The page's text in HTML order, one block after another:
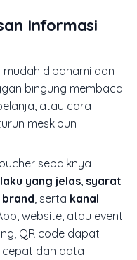
Informasi
dipahami dan
bingung membaca
atau cara
meskipun
sebaiknya
yang jelas syarat
, serta kanal
website, atau event
QR code dapat
cepat dan data